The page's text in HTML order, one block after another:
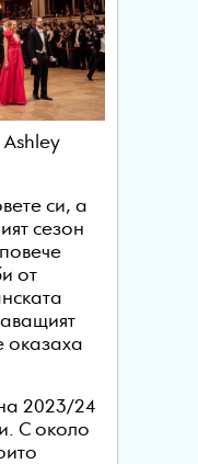
си, а
сезон
от
оказаха
2023/24
С около